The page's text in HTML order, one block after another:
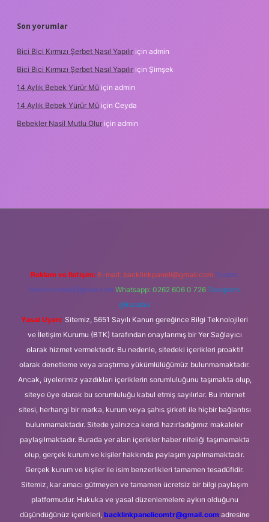
Son yorumlar
Bici Bici Kırmızı Şerbet Nasıl Yapılır için admin
Bici Bici Kırmızı Şerbet Nasıl Yapılır için Şimşek
14 Aylık Bebek Yürür Mü için admin
14 Aylık Bebek Yürür Mü için Ceyda
Bebekler Nasil Mutlu Olur için admin
Reklam ve İletişim: E-mail: backlinkpaneli@gmail.com Teams:
forumhizmeti@gmail.com Whatsapp: 0262 606 0 726 Telegram:
@karabul
Yasal Uyarı: Sitemiz, 5651 Sayılı Kanun gereğince Bilgi Teknolojileri
ve İletişim Kurumu (BTK) tarafından onaylanmış bir Yer Sağlayıcı
olarak hizmet vermektedir. Bu nedenle, sitedeki içerikleri proaktif
olarak denetleme veya araştırma yükümlülüğümüz bulunmamaktadır.
Ancak, üyelerimiz yazdıkları içeriklerin sorumluluğunu taşımakta olup,
siteye üye olarak bu sorumluluğu kabul etmiş sayılırlar. Bu internet
sitesi, herhangi bir marka, kurum veya şahıs şirketi ile hiçbir bağlantısı
bulunmamaktadır. Sitede yalnızca kendi hazırladığımız makaleler
paylaşılmaktadır. Burada yer alan içerikler haber niteliği taşımamakta
olup, gerçek kurum ve kişiler hakkında paylaşım yapılmamaktadır.
Gerçek kurum ve kişiler ile isim benzerlikleri tamamen tesadüfidir.
Sitemiz, kar amacı gütmeyen ve tamamen ücretsiz bir bilgi paylaşım
platformudur. Hukuka ve yasal düzenlemelere aykırı olduğunu
düşündüğünüz içerikleri, backlinkpanelicomtr@gmail.comadresine